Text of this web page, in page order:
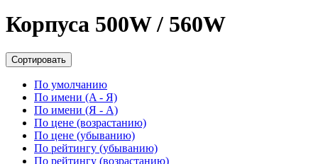
Корпуса 500W / 560W
Сортировать
По умолчанию
По имени (A - Я)
По имени (Я - A)
По цене (возрастанию)
По цене (убыванию)
По рейтингу (убыванию)
По рейтингу (возрастанию)